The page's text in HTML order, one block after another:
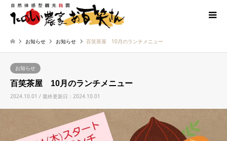
お知らせ お知らせ 百笑茶屋 10月のランチメニュー
お知らせ
百笑茶屋 10月のランチメニュー
2024.10.01 / 最終更新日：2024.10.01